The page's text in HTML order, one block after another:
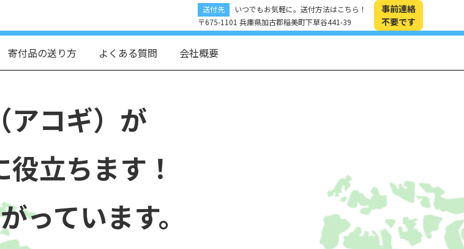
送付先
いつでもお気軽に。送付方法はこちら！
〒675-1101 兵庫県加古郡稲美町下草谷441-39
事前連絡
不要です
寄付品の送り方 よくある質問 会社概要
アコギ）が
立ちます！
っています。